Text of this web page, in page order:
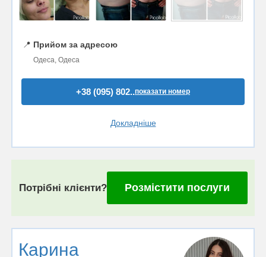
📍 Прийом за адресою
Одеса, Одеса
+38 (095) 802..показати номер
Докладніше
Потрібні клієнти? Розмістити послуги
Карина